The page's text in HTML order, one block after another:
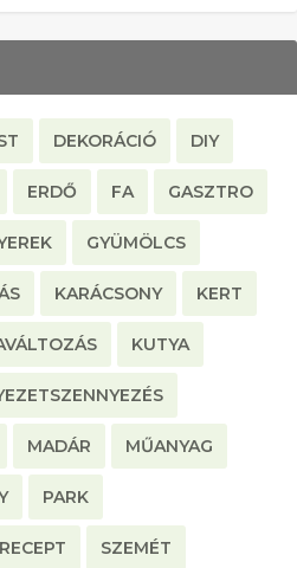
DEKORÁCIÓ DIY
ERDŐ FA GASZTRO
GYÜMÖLCS
KARÁCSONY KERT
KUTYA
MADÁR MŰANYAG
PARK
RECEPT SZEMÉT